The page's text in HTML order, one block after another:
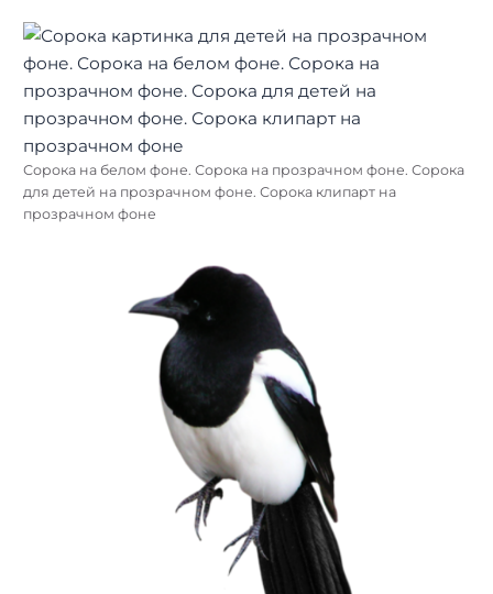
Сорока на белом фоне. Сорока на прозрачном фоне. Сорока
для детей на прозрачном фоне. Сорока клипарт на
прозрачном фоне